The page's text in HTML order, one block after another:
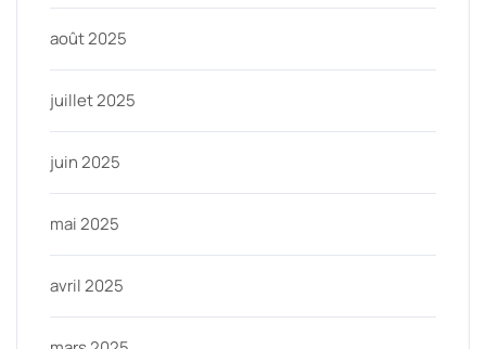
août 2025
juillet 2025
juin 2025
mai 2025
avril 2025